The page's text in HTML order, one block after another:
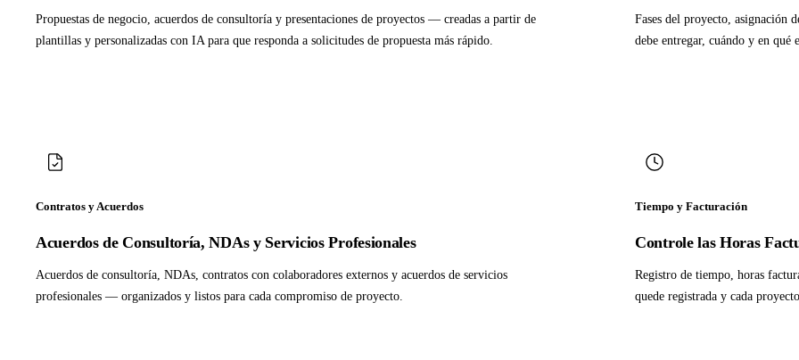
Propuestas de negocio, acuerdos de consultoría y presentaciones de proyectos — creadas a partir de
plantillas y personalizadas con IA para que responda a solicitudes de propuesta más rápido.
Fases del proyecto, asignación
debe entregar, cuándo y en qué
Contratos y Acuerdos
Acuerdos de Consultoría, NDAs y Servicios Profesionales
Acuerdos de consultoría, NDAs, contratos con colaboradores externos y acuerdos de servicios
profesionales — organizados y listos para cada compromiso de proyecto.
Tiempo y Facturación
Controle las Horas
Registro de tiempo, horas
quede registrada y cada